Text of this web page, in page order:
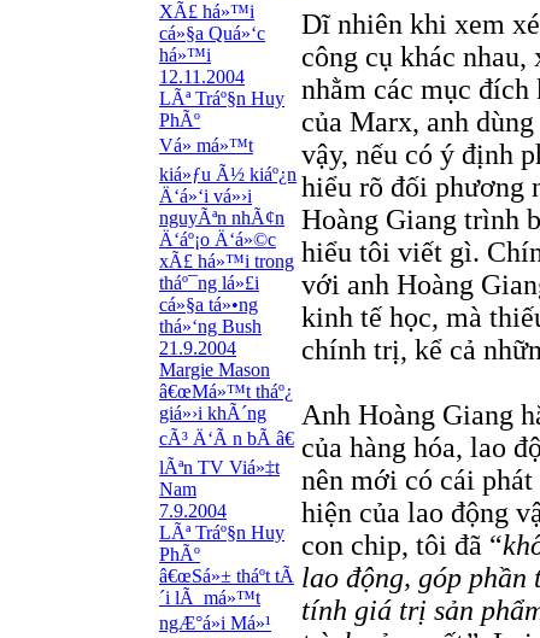
XÃ£ há»™i
cá»§a Quá»‘c
há»™i
12.11.2004
LÃª Tráº§n Huy
PhÃº
Vá» má»™t
kiá»ƒu Ã½ kiáº¿n
Ä‘á»‘i vá»›i
nguyÃªn nhÃ¢n
Ä‘áº¡o Ä‘á»©c
xÃ£ há»™i trong
tháº¯ng lá»£i
cá»§a tá»•ng
thá»‘ng Bush
21.9.2004
Margie Mason
â€œMá»™t tháº¿
giá»›i khÃ´ng
cÃ³ Ä‘Ã n bÃ â€
lÃªn TV Viá»‡t
Nam
7.9.2004
LÃª Tráº§n Huy
PhÃº
â€œSá»± tháº­t tÃ
´i lÃ má»™t
ngÆ°á»i Má»¹
Dĩ nhiên khi xem
công cụ khác
nhằm các mục
của Marx, anh
vậy, nếu có ý định
hiểu rõ đối phương
Hoàng Giang trình
hiểu tôi viết gì.
với anh Hoàng
kinh tế học, mà
chính trị, kể cả
Anh Hoàng Giang
của hàng hóa, lao
nên mới có cái
hiện của lao động
con chip, tôi đã “
lao động, góp phần
tính giá trị sản